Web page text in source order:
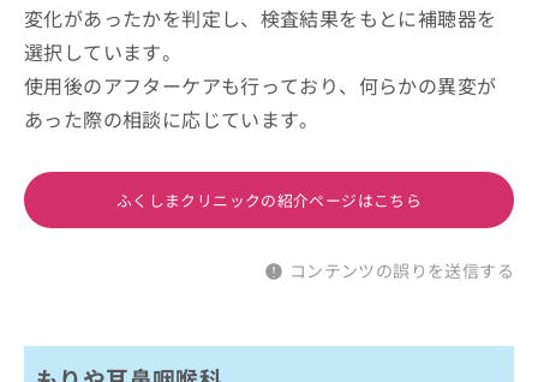
変化があったかを判定し、検査結果をもとに補聴器を
選択しています。
使用後のアフターケアも行っており、何らかの異変が
あった際の相談に応じています。
ふくしまクリニックの紹介ページはこちら
コンテンツの誤りを送信する